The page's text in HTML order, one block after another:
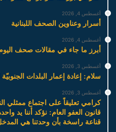
أغسطس 4, 2026
أسرار وعناوين الصحف اللبنانية
أغسطس 4, 2026
أبرز ما جاء في مقالات صحف
أغسطس 3, 2026
سلام: إعادة إعمار البلدات
أغسطس 3, 2026
كرامي تعليقاً على اجتماع ممثلي
قانون العفو العام: نؤكد أننا يد
قناعة راسخة بأن وحدتنا هي